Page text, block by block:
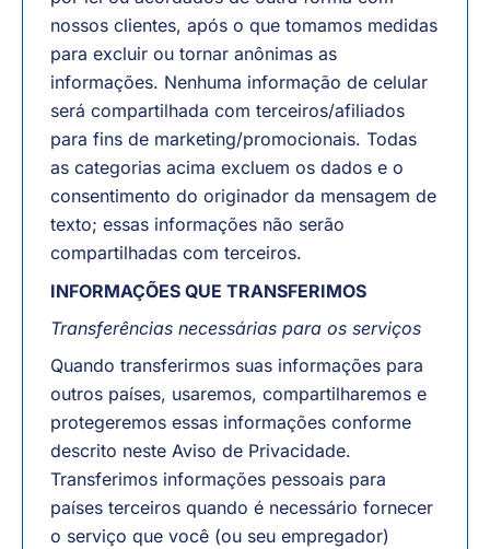
nossos clientes, após o que tomamos medidas
para excluir ou tornar anônimas as
informações. Nenhuma informação de celular
será compartilhada com terceiros/afiliados
para fins de marketing/promocionais. Todas
as categorias acima excluem os dados e o
consentimento do originador da mensagem de
texto; essas informações não serão
compartilhadas com terceiros.
INFORMAÇÕES QUE TRANSFERIMOS
Transferências necessárias para os serviços
Quando transferirmos suas informações para
outros países, usaremos, compartilharemos e
protegeremos essas informações conforme
descrito neste Aviso de Privacidade.
Transferimos informações pessoais para
países terceiros quando é necessário fornecer
o serviço que você (ou seu empregador)